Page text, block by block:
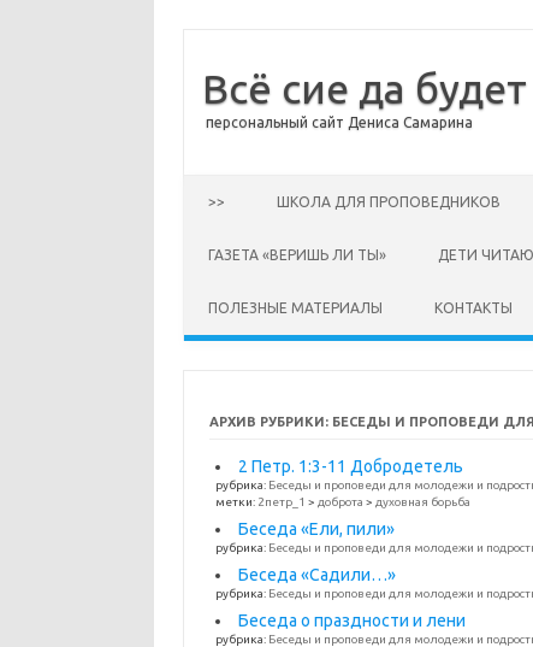
Всё сие да
персональный сайт Дениса Самарина
>> ШКОЛА ДЛЯ ПРОПОВЕДНИКОВ
ГАЗЕТА «ВЕРИШЬ ЛИ ТЫ» ДЕТИ
ПОЛЕЗНЫЕ МАТЕРИАЛЫ КОНТАКТЫ
АРХИВ РУБРИКИ: БЕСЕДЫ И ПРОПОВЕДИ
2 Петр. 1:3-11 Добродетель
рубрика: Беседы и проповеди для молодежи и
метки: 2петр_1 > доброта > духовная борьба
Беседа «Ели, пили»
рубрика: Беседы и проповеди для молодежи и
Беседа «Садили…»
рубрика: Беседы и проповеди для молодежи и
Беседа о праздности и лени
рубрика: Беседы и проповеди для молодежи и